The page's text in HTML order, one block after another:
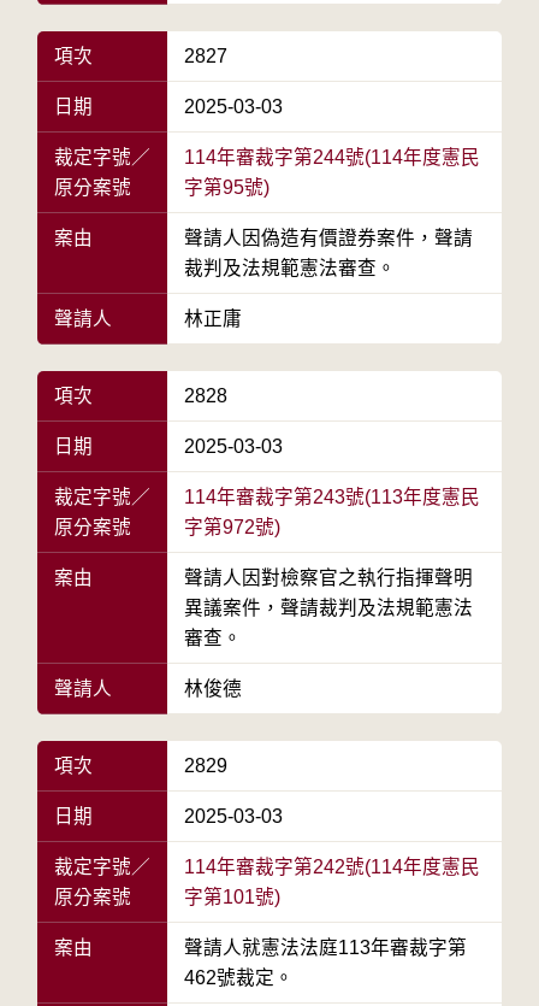
項次 2827
日期 2025-03-03
裁定字號／
原分案號
114年審裁字第244號(114年度憲民
字第95號)
案由
聲請人因偽造有價證券案件，聲請
裁判及法規範憲法審查。
聲請人 林正庸
項次 2828
日期 2025-03-03
裁定字號／
原分案號
114年審裁字第243號(113年度憲民
字第972號)
案由
聲請人因對檢察官之執行指揮聲明
異議案件，聲請裁判及法規範憲法
審查。
聲請人 林俊德
項次 2829
日期 2025-03-03
裁定字號／
原分案號
114年審裁字第242號(114年度憲民
字第101號)
案由
聲請人就憲法法庭113年審裁字第
462號裁定。